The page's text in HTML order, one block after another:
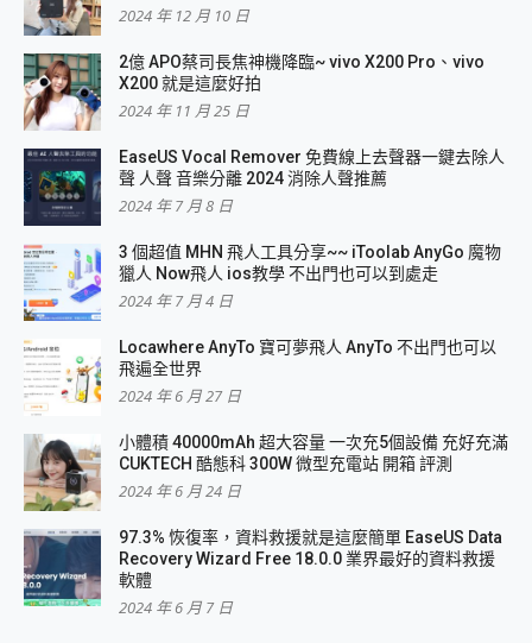
2024 年 12 月 10 日
2億 APO蔡司長焦神機降臨~ vivo X200 Pro、vivo
X200 就是這麼好拍
2024 年 11 月 25 日
EaseUS Vocal Remover 免費線上去聲器一鍵去除人
聲 人聲 音樂分離 2024 消除人聲推薦
2024 年 7 月 8 日
3 個超值 MHN 飛人工具分享~~ iToolab AnyGo 魔物
獵人 Now飛人 ios教學 不出門也可以到處走
2024 年 7 月 4 日
Locawhere AnyTo 寶可夢飛人 AnyTo 不出門也可以
飛遍全世界
2024 年 6 月 27 日
小體積 40000mAh 超大容量 一次充5個設備 充好充滿
CUKTECH 酷態科 300W 微型充電站 開箱 評測
2024 年 6 月 24 日
97.3% 恢復率，資料救援就是這麼簡單 EaseUS Data
Recovery Wizard Free 18.0.0 業界最好的資料救援
軟體
2024 年 6 月 7 日